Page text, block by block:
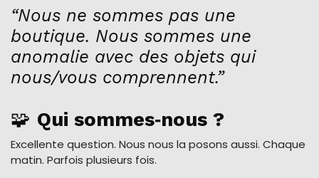
“Nous ne sommes pas une
boutique. Nous sommes une
anomalie avec des objets qui
nous/vous comprennent.”
🧩 Qui sommes‑nous ?
Excellente question. Nous nous la posons aussi. Chaque
matin. Parfois plusieurs fois.